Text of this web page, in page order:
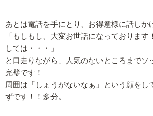
あとは電話を手にとり、お得意様に話しか
「もしもし、大変お世話になっております
しては・・・」
と口走りながら、人気のないところまでソ
完璧です！
周囲は「しょうがないなぁ」という顔をし
ずです！！多分。